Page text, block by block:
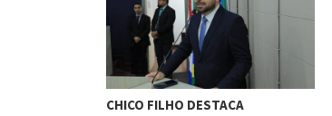
CHICO FILHO DESTACA